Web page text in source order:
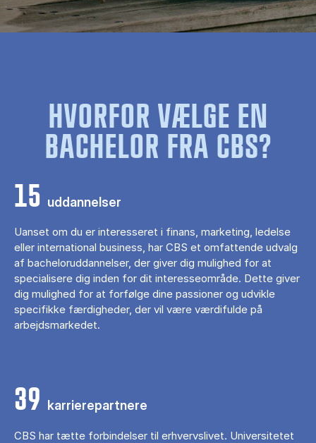
HVORFOR VÆLGE EN
BACHELOR FRA CBS?
15 uddannelser
Uanset om du er interesseret i finans, marketing, ledelse
eller international business, har CBS et omfattende udvalg
af bacheloruddannelser, der giver dig mulighed for at
specialisere dig inden for dit interesseområde. Dette giver
dig mulighed for at forfølge dine passioner og udvikle
specifikke færdigheder, der vil være værdifulde på
arbejdsmarkedet.
39 karrierepartnere
CBS har tætte forbindelser til erhvervslivet. Universitetet